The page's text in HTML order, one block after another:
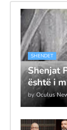
SHENDET
Shenjat
është i
by Oculus